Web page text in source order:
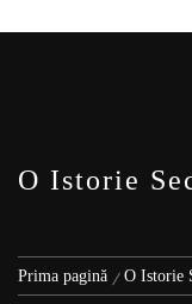
O Istorie
Prima pagină O Istorie